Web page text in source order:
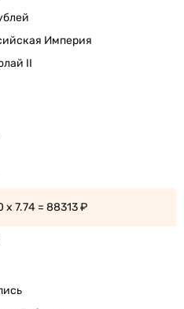
Империя
II
x 7.74 = 88313 ₽